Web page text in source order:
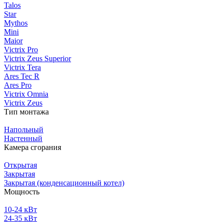
Talos
Star
Mythos
Mini
Maior
Victrix Pro
Victrix Zeus Superior
Victrix Tera
Ares Tec R
Ares Pro
Victrix Omnia
Victrix Zeus
Тип монтажа
Напольный
Настенный
Камера сгорания
Открытая
Закрытая
Закрытая (конденсационный котел)
Мощность
10-24 кВт
24-35 кВт